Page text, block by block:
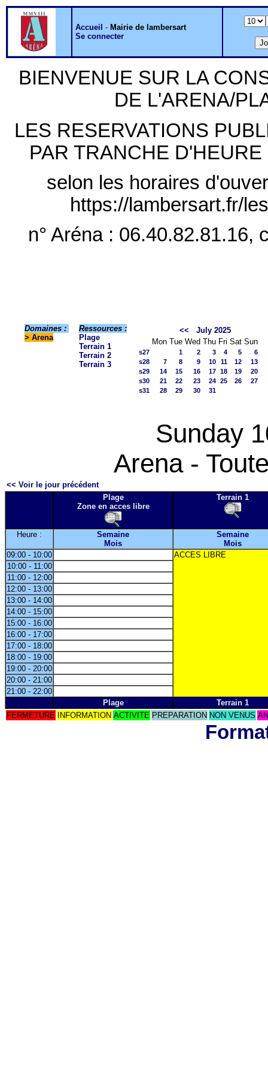
Accueil - Mairie de lambersart
Se connecter
BIENVENUE SUR LA
DE L'ARENA/
LES RESERVATIONS
PAR TRANCHE
selon les horaires
https://lambersart.fr/
n° Aréna : 06.40.82.81.16,
Domaines :
> Arena
Ressources :
Plage
Terrain 1
Terrain 2
Terrain 3
<<
July 2025
Mon Tue Wed Thu Fri Sat Sun
s27 1 2 3 4 5
6
s28
7 8 9 10 11 12
13
s29
14 15 16 17 18 19
20
s30
21 22 23 24 25 26
27
s31
28 29 30 31
Sunday
Arena -
<< Voir le jour précédent
Plage
Zone en acces libre
Terrain 1
Heure :
Semaine
Mois
Semaine
Mois
09:00 - 10:00
ACCES LIBRE
10:00 - 11:00
11:00 - 12:00
12:00 - 13:00
13:00 - 14:00
14:00 - 15:00
15:00 - 16:00
16:00 - 17:00
17:00 - 18:00
18:00 - 19:00
19:00 - 20:00
20:00 - 21:00
21:00 - 22:00
Plage
Terrain 1
FERMETURE
INFORMATION ACTIVITE PREPARATION NON VENUS